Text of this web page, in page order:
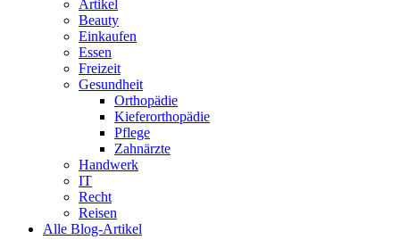
Artikel
Beauty
Einkaufen
Essen
Freizeit
Gesundheit
Orthopädie
Kieferorthopädie
Pflege
Zahnärzte
Handwerk
IT
Recht
Reisen
Alle Blog-Artikel